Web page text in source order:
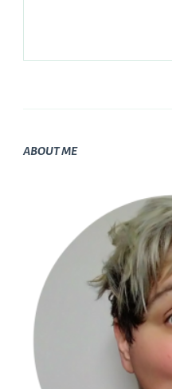
ABOUT ME